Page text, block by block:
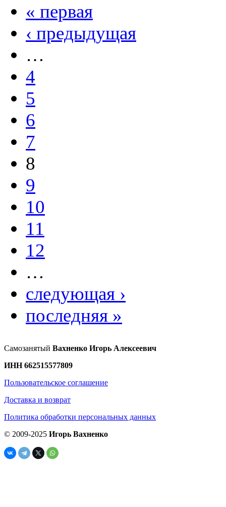
« первая
‹ предыдущая
…
4
5
6
7
8
9
10
11
12
…
следующая ›
последняя »
Самозанятый Вахненко Игорь Алексеевич
ИНН 662515577809
Пользовательское соглашение
Доставка и возврат
Политика обработки персональных данных
© 2009-2025 Игорь Вахненко